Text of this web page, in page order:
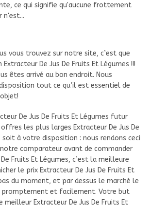
ce qui signifie qu'aucune frottement
n'est...
vous trouvez sur notre site, c’est que
De Jus De Fruits Et Légumes !!!
êtes arrivé au bon endroit. Nous
tout ce qu’il est essentiel de
De Jus De Fruits Et Légumes futur
les plus larges Extracteur De Jus De
soit à votre disposition : nous rendons ceci
comparateur avant de commander
Fruits Et Légumes, c’est la meilleure
le prix Extracteur De Jus De Fruits Et
du moment, et par dessus le marché le
promptement et facilement. Votre but
meilleur Extracteur De Jus De Fruits Et